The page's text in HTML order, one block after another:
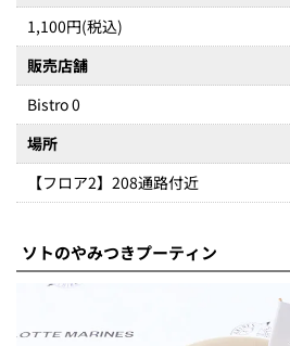
1,100円(税込)
販売店舗
Bistro 0
場所
【フロア2】208通路付近
ソトのやみつきプーティン